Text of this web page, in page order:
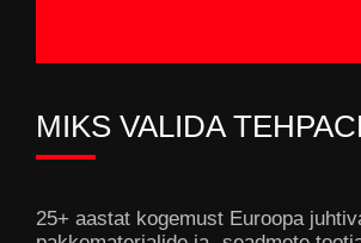
MIKS VALIDA
25+ aastat kogemust Euroopa